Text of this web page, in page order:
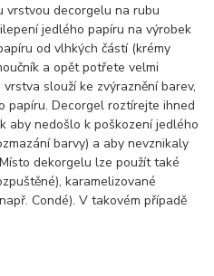
vrstvou decorgelu na rubu
jedlého papíru na výrobek
od vlhkých částí (krémy
a opět potřete velmi
slouží ke zvýraznění barev,
papíru. Decorgel roztírejte ihned
aby nedošlo k poškození jedlého
barvy) a aby nevznikaly
dekorgelu lze použít také
karamelizované
Condé). V takovém případě